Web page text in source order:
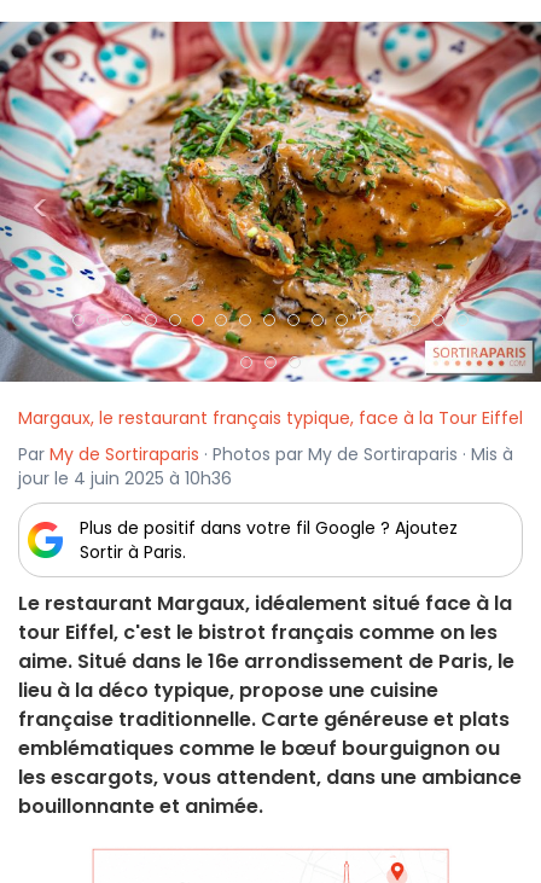
< >
Margaux, le restaurant français typique, face à la Tour Eiffel
Par My de Sortiraparis · Photos par My de Sortiraparis · Mis à
jour le 4 juin 2025 à 10h36
Plus de positif dans votre fil Google ? Ajoutez
Sortir à Paris.
Le restaurant Margaux, idéalement situé face à la
tour Eiffel, c'est le bistrot français comme on les
aime. Situé dans le 16e arrondissement de Paris, le
lieu à la déco typique, propose une cuisine
française traditionnelle. Carte généreuse et plats
emblématiques comme le bœuf bourguignon ou
les escargots, vous attendent, dans une ambiance
bouillonnante et animée.